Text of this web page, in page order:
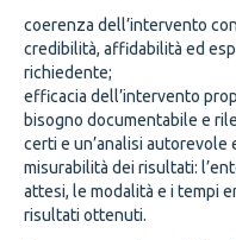
coerenza dell’intervento
credibilità, affidabilità ed
richiedente;
efficacia dell’intervento
bisogno documentabile e
certi e un’analisi
misurabilità dei risultati:
attesi, le modalità e i tempi
risultati ottenuti.